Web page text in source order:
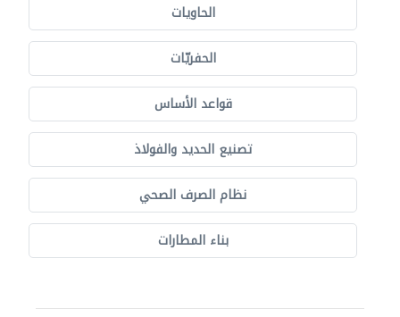
الحاويات
الحفريّات
قواعد الأساس
تصنيع الحديد والفولاذ
نظام الصرف الصحي
بناء المطارات